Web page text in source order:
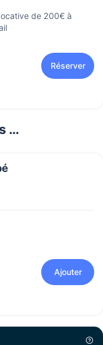
de 200€ à
Réserver
…
Ajouter